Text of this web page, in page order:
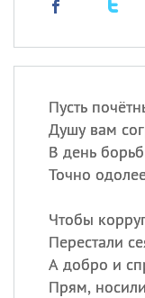
Пусть
Душу вам
В день
Точно
Чтобы
Перестали
А добро и
Прям,